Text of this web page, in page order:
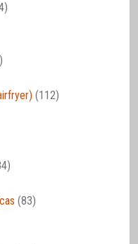
(112)
(83)